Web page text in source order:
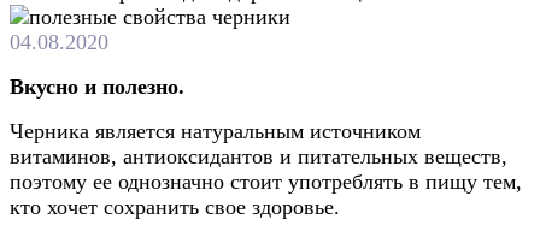
04.08.2020
Вкусно и полезно.
Черника является натуральным источником
витаминов, антиоксидантов и питательных веществ,
поэтому ее однозначно стоит употреблять в пищу тем,
кто хочет сохранить свое здоровье.